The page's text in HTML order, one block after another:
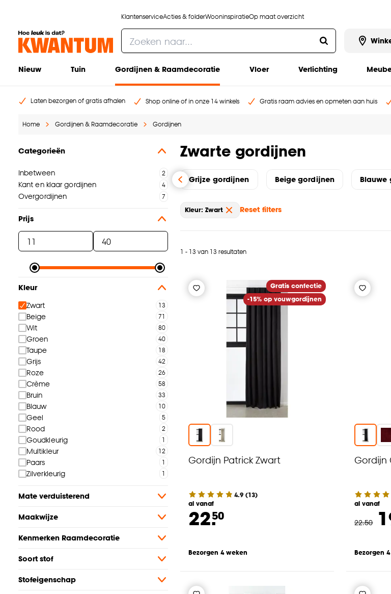
KlantenserviceActies & folderWooninspiratieOp maat overzicht
Nieuw Tuin Gordijnen & Raamdecoratie Vloer Verlichting
Laten bezorgen of gratis afhalen Shop online of in onze 14 winkels Gratis raam advies en opmeten aan huis
Home Gordijnen & Raamdecoratie Gordijnen
Categorieën
Inbetween
Kant en klaar gordijnen
Overgordijnen
Prijs
Kleur
Zwart
Beige
Wit
Groen
Taupe
Grijs
Roze
Crème
Bruin
Blauw
Geel
Rood
Goudkleurig
Multikleur
Paars
Zilverkleurig
Mate verduisterend
Maakwijze
Kenmerken Raamdecoratie
Soort stof
Stofeigenschap
Zwarte gordijnen
Grijze gordijnen Beige gordijnen Blauwe
Kleur: Zwart Reset filters
1 - 13 van 13 resultaten
Gratis confectie
-15% op vouwgordijnen
Gordijn Patrick Zwart
4.9 (13)
al vanaf
22.50
Bezorgen 4 weken
Gordijn
al vanaf
22.50
Bezorgen